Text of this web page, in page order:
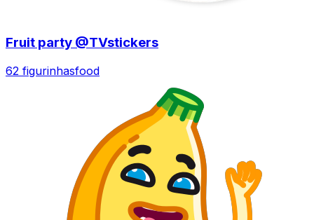
Fruit party @TVstickers
62 figurinhasfood